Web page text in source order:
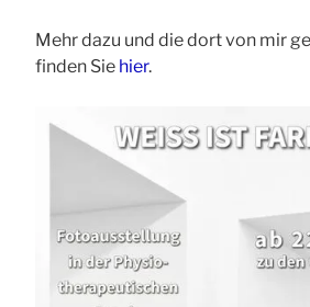
Mehr dazu und die dort von mir
finden Sie hier.